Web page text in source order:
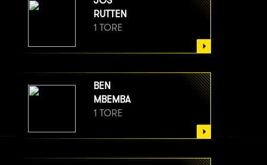
RUTTEN
1 TORE
BEN
MBEMBA
1 TORE